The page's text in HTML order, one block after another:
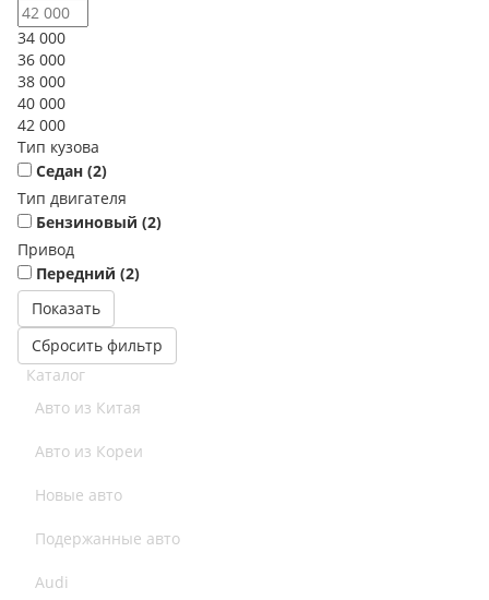
34 000
36 000
38 000
40 000
42 000
Тип кузова
Седан (2)
Тип двигателя
Бензиновый (2)
Привод
Передний (2)
Сбросить фильтр
Каталог
Авто из Китая
Авто из Кореи
Новые авто
Подержанные авто
Audi